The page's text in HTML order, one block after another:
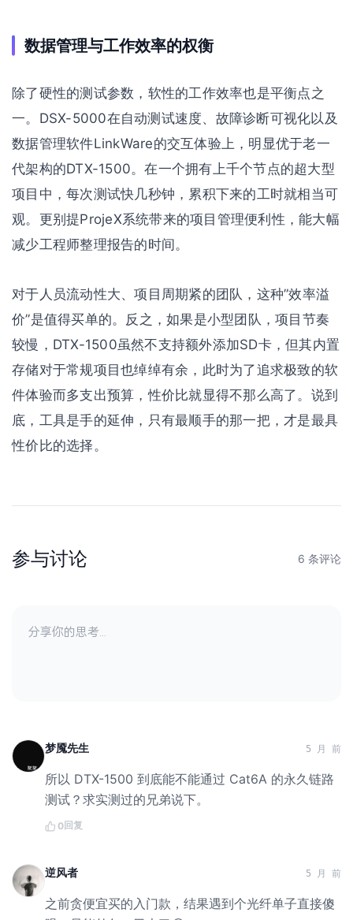
数据管理与工作效率的权衡
除了硬性的测试参数，软性的工作效率也是平衡点之
一。DSX-5000在自动测试速度、故障诊断可视化以及
数据管理软件LinkWare的交互体验上，明显优于老一
代架构的DTX-1500。在一个拥有上千个节点的超大型
项目中，每次测试快几秒钟，累积下来的工时就相当可
观。更别提ProjeX系统带来的项目管理便利性，能大幅
减少工程师整理报告的时间。
对于人员流动性大、项目周期紧的团队，这种”效率溢
价”是值得买单的。反之，如果是小型团队，项目节奏
较慢，DTX-1500虽然不支持额外添加SD卡，但其内置
存储对于常规项目也绰绰有余，此时为了追求极致的软
件体验而多支出预算，性价比就显得不那么高了。说到
底，工具是手的延伸，只有最顺手的那一把，才是最具
性价比的选择。
参与讨论 6 条评论
梦魇先生 5 月 前
所以 DTX-1500 到底能不能通过 Cat6A 的永久链路
测试？求实测过的兄弟说下。
0回复
逆风者 5 月 前
之前贪便宜买的入门款，结果遇到个光纤单子直接傻